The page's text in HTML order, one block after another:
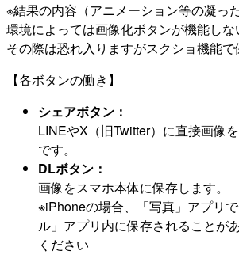
※結果の内容（アニメーション等の凝っ
環境によっては画像化ボタンが機能しな
その際は恐れ入りますがスクショ機能で
【各ボタンの働き】
シェアボタン：
LINEやX（旧Twitter）に直接画像
です。
DLボタン：
画像をスマホ本体に保存します。
※iPhoneの場合、「写真」アプリ
ル」アプリ内に保存されることが
ください